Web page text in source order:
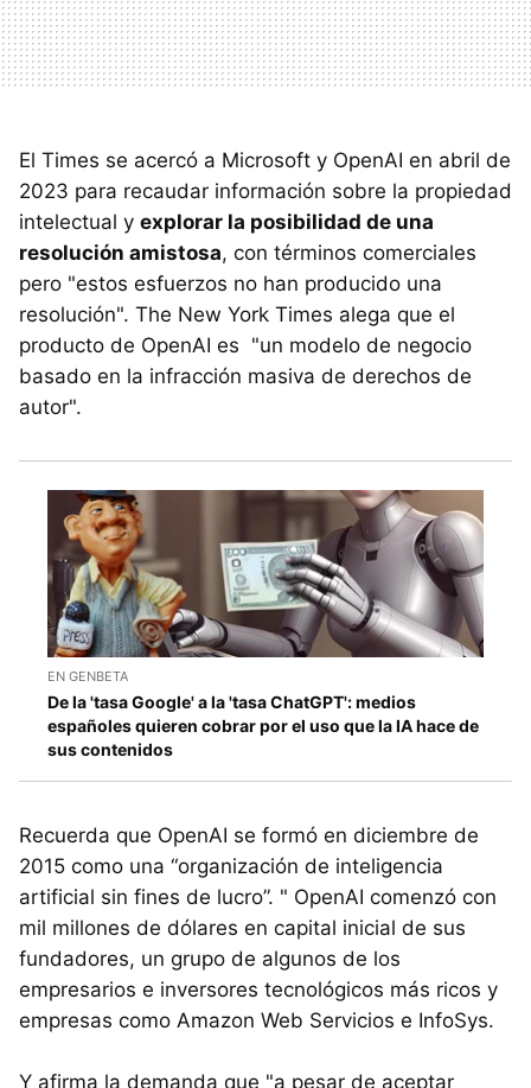
El Times se acercó a Microsoft y OpenAI en abril de
2023 para recaudar información sobre la propiedad
intelectual y explorar la posibilidad de una
resolución amistosa, con términos comerciales
pero "estos esfuerzos no han producido una
resolución". The New York Times alega que el
producto de OpenAI es "un modelo de negocio
basado en la infracción masiva de derechos de
autor".
EN GENBETA
De la 'tasa Google' a la 'tasa ChatGPT': medios
españoles quieren cobrar por el uso que la IA hace de
sus contenidos
Recuerda que OpenAI se formó en diciembre de
2015 como una “organización de inteligencia
artificial sin fines de lucro”. " OpenAI comenzó con
mil millones de dólares en capital inicial de sus
fundadores, un grupo de algunos de los
empresarios e inversores tecnológicos más ricos y
empresas como Amazon Web Servicios e InfoSys.
Y afirma la demanda que "a pesar de aceptar